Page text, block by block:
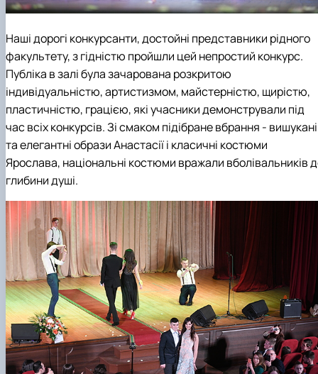
Наші дорогі конкурсанти, достойні представники рідного
факультету, з гідністю пройшли цей непростий конкурс.
Публіка в залі була зачарована розкритою
індивідуальністю, артистизмом, майстерністю, щирістю,
пластичністю, грацією, які учасники демонстрували під
час всіх конкурсів. Зі смаком підібране вбрання - вишукані
та елегантні образи Анастасії і класичні костюми
Ярослава, національні костюми вражали вболівальників
глибини душі.